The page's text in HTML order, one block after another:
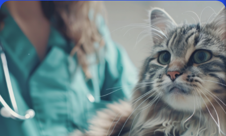
publié le 22 décembre 2023 par Christophe Le Dref
Comment soigner un chat qui
bave ?
On parle d’hypersalivation ou de ptyalisme pour
désigner un chat qui bave abondamment. De multiples
[…]
Blog